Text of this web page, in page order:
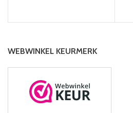
WEBWINKEL KEURMERK